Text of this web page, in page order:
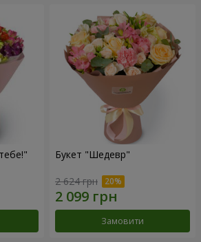
Букет "Шедевр"
2 624 грн
Замовити